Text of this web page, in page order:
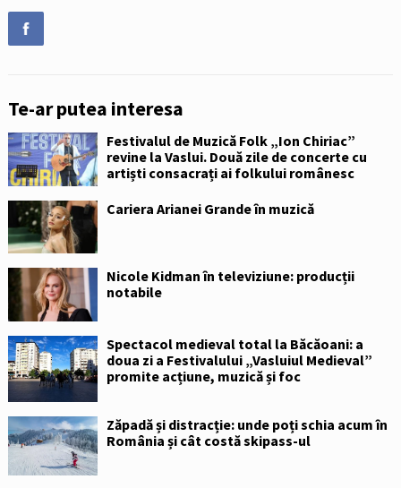
Te-ar putea interesa
Festivalul de Muzică Folk „Ion Chiriac”
revine la Vaslui. Două zile de concerte cu
artiști consacrați ai folkului românesc
Cariera Arianei Grande în muzică
Nicole Kidman în televiziune: producții
notabile
Spectacol medieval total la Băcăoani: a
doua zi a Festivalului „Vasluiul Medieval”
promite acțiune, muzică și foc
Zăpadă și distracție: unde poți schia acum în
România și cât costă skipass-ul